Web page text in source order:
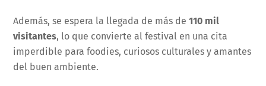
Además, se espera la llegada de más de110 mil
visitantes, lo que convierte al festival en una cita
imperdible para foodies, curiosos culturales y amantes
del buen ambiente.